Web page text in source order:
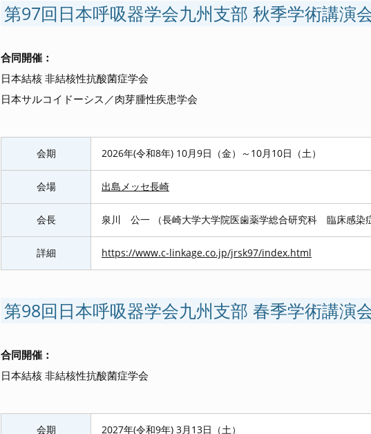
第97回日本呼吸器学会九州支部 秋季学術講演
合同開催：
日本結核 非結核性抗酸菌症学会
日本サルコイドーシス／肉芽腫性疾患学会
会期 2026年(令和8年) 10月9日（金）～10月10日（土）
会場 出島メッセ長崎
会長 泉川 公一 （長崎大学大学院医歯薬学総合研究科 臨床感染
詳細 https://www.c-linkage.co.jp/jrsk97/index.html
第98回日本呼吸器学会九州支部 春季学術講演
合同開催：
日本結核 非結核性抗酸菌症学会
会期 2027年(令和9年) 3月13日（土）